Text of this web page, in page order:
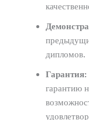
дипломов.
Гарантия:
гарантию